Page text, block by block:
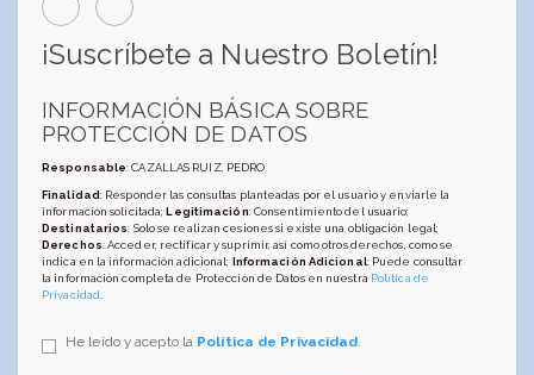
¡Suscríbete a Nuestro Boletín!
INFORMACIÓN BÁSICA SOBRE
PROTECCIÓN DE DATOS
Responsable: CAZALLAS RUIZ, PEDRO
Finalidad: Responder las consultas planteadas por el usuario y enviarle la
información solicitada;Legitimación: Consentimiento del usuario;
Destinatarios: Solo se realizan cesiones si existe una obligación legal;
Derechos: Acceder, rectificar y suprimir, así como otros derechos, como se
indica en la información adicional; Información Adicional: Puede consultar
la información completa de Protección de Datos en nuestra Política de
Privacidad
He leído y acepto la Política de Privacidad.